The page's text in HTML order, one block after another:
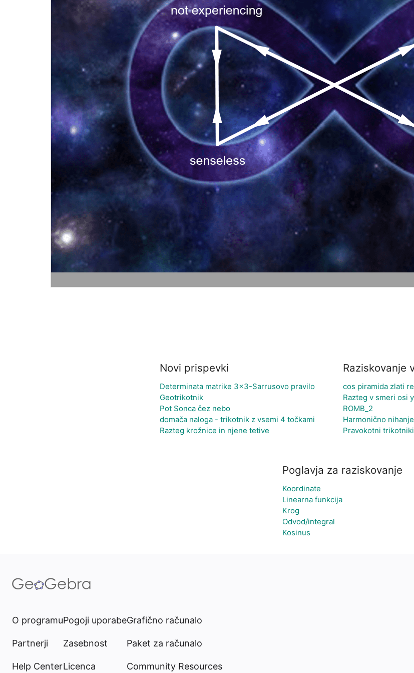
Novi prispevki
Determinata matrike 3x3-Sarrusovo pravilo
Geotrikotnik
Pot Sonca čez nebo
domača naloga - trikotnik z vsemi 4 točkami
Razteg krožnice in njene tetive
Raziskovanje
cos piramida zlati
Razteg v smeri osi y
ROMB_2
Harmonično
Pravokotni
Poglavja za raziskovanje
Koordinate
Linearna funkcija
Krog
Odvod/integral
Kosinus
O programu
Partnerji
Help Center
Pogoji uporabe
Zasebnost
Licenca
Grafično računalo
Paket za računalo
Community Resources